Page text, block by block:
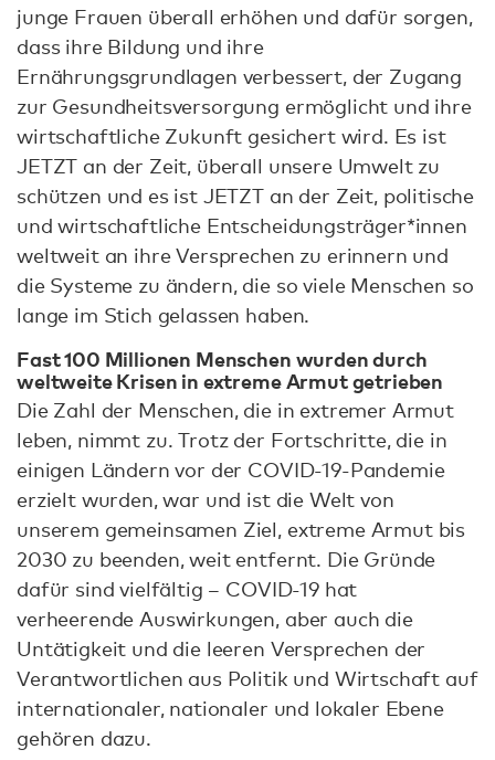
junge Frauen überall erhöhen und dafür sorgen,
dass ihre Bildung und ihre
Ernährungsgrundlagen verbessert, der Zugang
zur Gesundheitsversorgung ermöglicht und ihre
wirtschaftliche Zukunft gesichert wird. Es ist
JETZT an der Zeit, überall unsere Umwelt zu
schützen und es ist JETZT an der Zeit, politische
und wirtschaftliche Entscheidungsträger*innen
weltweit an ihre Versprechen zu erinnern und
die Systeme zu ändern, die so viele Menschen so
lange im Stich gelassen haben.
Fast 100 Millionen Menschen wurden durch
weltweite Krisen in extreme Armut getrieben
Die Zahl der Menschen, die in extremer Armut
leben, nimmt zu. Trotz der Fortschritte, die in
einigen Ländern vor der COVID-19-Pandemie
erzielt wurden, war und ist die Welt von
unserem gemeinsamen Ziel, extreme Armut bis
2030 zu beenden, weit entfernt. Die Gründe
dafür sind vielfältig – COVID-19 hat
verheerende Auswirkungen, aber auch die
Untätigkeit und die leeren Versprechen der
Verantwortlichen aus Politik und Wirtschaft auf
internationaler, nationaler und lokaler Ebene
gehören dazu.